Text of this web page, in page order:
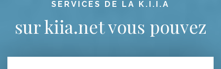
SERVICES DE LA K.I.I.A
sur kiia.net vous pouvez